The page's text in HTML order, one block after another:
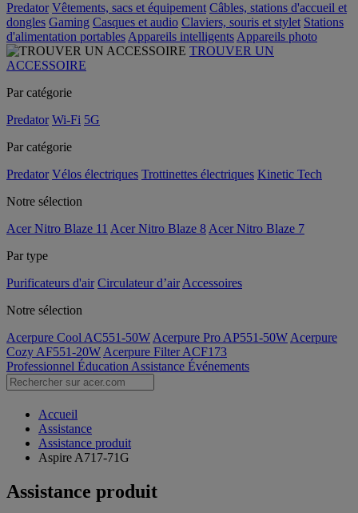
Predator Vêtements, sacs et équipement Câbles, stations d'accueil et
dongles Gaming Casques et audio Claviers, souris et stylet Stations
d'alimentation portables Appareils intelligents Appareils photo
TROUVER UN
ACCESSOIRE
Par catégorie
Predator Wi-Fi 5G
Par catégorie
Predator Vélos électriques Trottinettes électriques Kinetic Tech
Notre sélection
Acer Nitro Blaze 11 Acer Nitro Blaze 8 Acer Nitro Blaze 7
Par type
Purificateurs d'air Circulateur d’air Accessoires
Notre sélection
Acerpure Cool AC551-50W Acerpure Pro AP551-50W Acerpure
Cozy AF551-20W Acerpure Filter ACF173
Professionnel Éducation Assistance Événements
Accueil
Assistance
Assistance produit
Aspire A717-71G
Assistance produit